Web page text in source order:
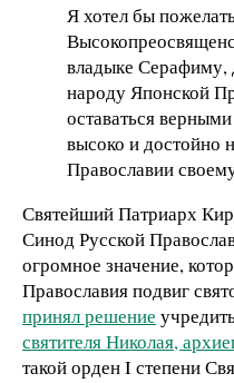
Я хотел бы
владыке
народу Японской
оставаться
высоко и достойно
Православии
Святейший Патриарх
Синод Русской
огромное значение,
Православия подвиг
принял решение
святителя Николая,
такой орден I степени